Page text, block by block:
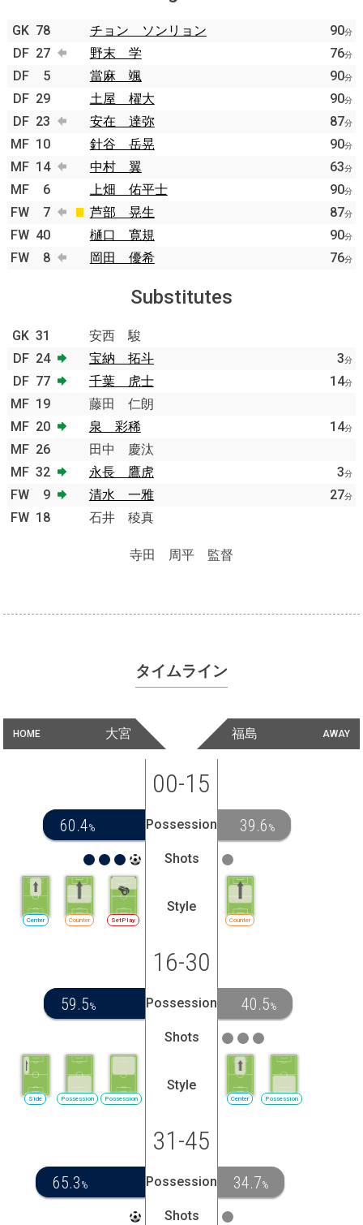
GK 78 チョン ソンリョン 90分
DF 27 野末 学 76分
DF 5 當麻 颯 90分
DF 29 土屋 櫂大 90分
DF 23 安在 達弥 87分
MF 10 針谷 岳晃 90分
MF 14 中村 翼 63分
MF 6 上畑 佑平士 90分
FW 7 芦部 晃生 87分
FW 40 樋口 寛規 90分
FW 8 岡田 優希 76分
Substitutes
GK 31
安西 駿
DF 24 宝納 拓斗 3分
DF 77 千葉 虎士 14分
MF 19
藤田 仁朗
MF 20 泉 彩稀 14分
MF 26
田中 慶汰
MF 32 永長 鷹虎 3分
FW 9 清水 一雅 27分
FW 18 石井 稜真
寺田 周平 監督
タイムライン
HOME 大宮 AWAY
福島
00-15
60.4% Possession 39.6 %
Shots
SetPlay
Counter
Center
Style
Counter
16-30
59.5% Possession 40.5%
Shots
Possession
Possession
Side
Style
Center Possession
31-45
65.3 % Possession 34.7%
Shots